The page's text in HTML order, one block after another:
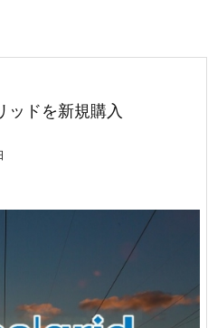
ッドを新規購入